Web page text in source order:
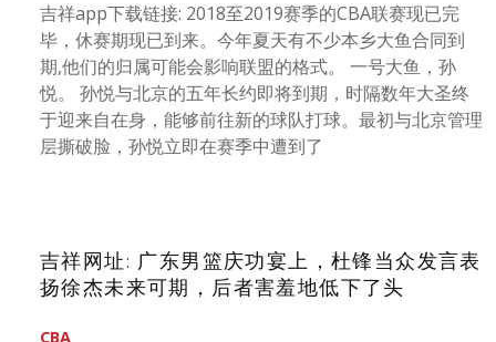
吉祥app下载链接: 2018至2019赛季的CBA联赛现已完
毕，休赛期现已到来。今年夏天有不少本乡大鱼合同到
期,他们的归属可能会影响联盟的格式。 一号大鱼，孙
悦。 孙悦与北京的五年长约即将到期，时隔数年大圣终
于迎来自在身，能够前往新的球队打球。最初与北京管理
层撕破脸，孙悦立即在赛季中遭到了
吉祥网址: 广东男篮庆功宴上，杜锋当众发言表
扬徐杰未来可期，后者害羞地低下了头
CBA